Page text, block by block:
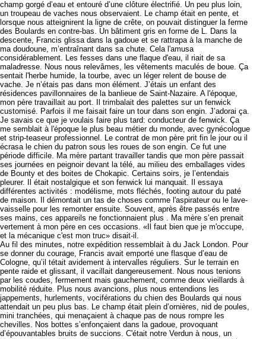
champ gorgé d’eau et entouré d’une clôture électrifié. Un peu plus loin,
un troupeau de vaches nous observaient. Le champ était en pente, et
lorsque nous atteignirent la ligne de crête, on pouvait distinguer la ferme
des Boulards en contre-bas. Un bâtiment gris en forme de L. Dans la
descente, Francis glissa dans la gadoue et se rattrapa à la manche de
ma doudoune, m’entraînant dans sa chute. Cela l'amusa
considérablement. Les fesses dans une flaque d'eau, il riait de sa
maladresse. Nous nous relevâmes, les vêtements maculés de boue. Ça
sentait l'herbe humide, la tourbe, avec un léger relent de bouse de
vache. Je n’étais pas dans mon élément. J’étais un enfant des
résidences pavillonnaires de la banlieue de Saint-Nazaire. A l'époque,
mon père travaillait au port. Il trimbalait des palettes sur un fenwick
customisé. Parfois il me faisait faire un tour dans son engin. J’adorai ça.
Je savais ce que je voulais faire plus tard: conducteur de fenwick. Ça
me semblait à l'époque le plus beau métier du monde, avec gynécologue
et strip-teaseur professionnel. Le contrat de mon père prit fin le jour ou il
écrasa le chien du patron sous les roues de son engin. Ce fut une
période difficile. Ma mère partant travailler tandis que mon père passait
ses journées en peignoir devant la télé, au milieu des emballages vides
de Bounty et des boites de Chokapic. Certains soirs, je l’entendais
pleurer. Il était nostalgique et son fenwick lui manquait. Il essaya
différentes activités : modélisme, mots fléchés, footing autour du paté
de maison. Il démontait un tas de choses comme l'aspirateur ou le lave-
vaisselle pour les remonter ensuite. Souvent, après être passés entre
ses mains, ces appareils ne fonctionnaient plus . Ma mère s’en prenait
vertement à mon père en ces occasions. «Il faut bien que je m'occupe,
et la mécanique c'est mon truc» disait-il.
Au fil des minutes, notre expédition ressemblait à du Jack London. Pour
se donner du courage, Francis avait emporté une flasque d’eau de
Cologne, qu’il tétait avidement à intervalles réguliers. Sur le terrain en
pente raide et glissant, il vacillait dangereusement. Nous nous tenions
par les coudes, fermement mais gauchement, comme deux vieillards à
mobilité réduite. Plus nous avancions, plus nous entendions les
jappements, hurlements, vociférations du chien des Boulards qui nous
attendait un peu plus bas. Le champ était plein d’ornières, nid de poules,
mini tranchées, qui menaçaient à chaque pas de nous rompre les
chevilles. Nos bottes s’enfonçaient dans la gadoue, provoquant
d’épouvantables bruits de succions. C'était notre Verdun à nous, un